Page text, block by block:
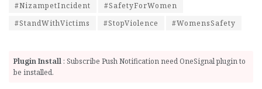
#NizampetIncident
#SafetyForWomen
#StandWithVictims
#StopViolence #WomensSafety
Plugin Install : Subscribe Push Notification need OneSignal plugin to
be installed.